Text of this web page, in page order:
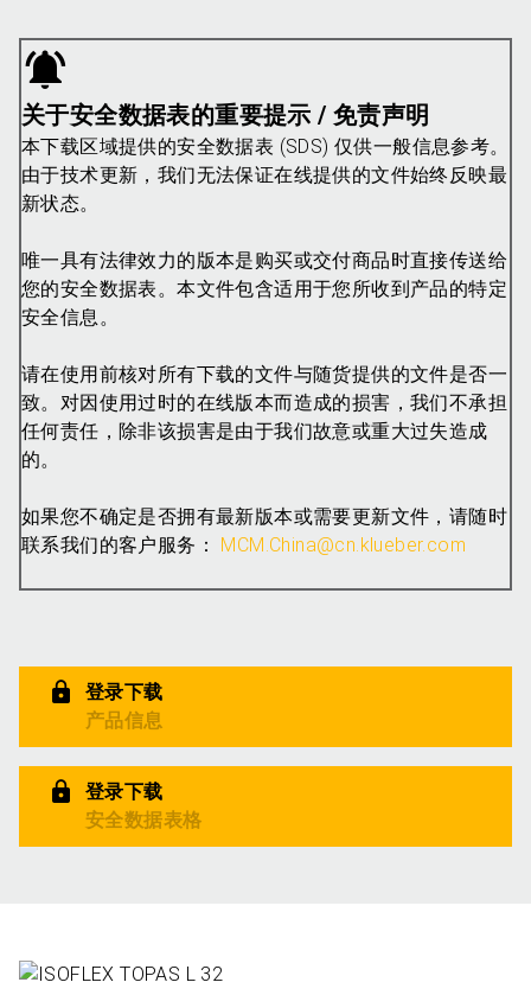
关于安全数据表的重要提示 / 免责声明
本下载区域提供的安全数据表 (SDS) 仅供一般信息参考。
由于技术更新，我们无法保证在线提供的文件始终反映最
新状态。
唯一具有法律效力的版本是购买或交付商品时直接传送给
您的安全数据表。本文件包含适用于您所收到产品的特定
安全信息。
请在使用前核对所有下载的文件与随货提供的文件是否一
致。对因使用过时的在线版本而造成的损害，我们不承担
任何责任，除非该损害是由于我们故意或重大过失造成
的。
如果您不确定是否拥有最新版本或需要更新文件，请随时
联系我们的客户服务： MCM.China@cn.klueber.com
登录下载
产品信息
登录下载
安全数据表格